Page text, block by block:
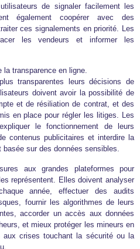
de signaler facilement les
également coopérer avec des
ces signalements en priorité. Les
les vendeurs et informer les
la transparence en ligne.
transparentes leurs décisions de
doivent avoir la possibilité de
et de résiliation de contrat, et des
en place pour régler les litiges. Les
le fonctionnement de leurs
contenus publicitaires et interdire la
sur des données sensibles.
aux grandes plateformes pour
représentent. Elles doivent analyser
année, effectuer des audits
fournir les algorithmes de leurs
accorder un accès aux données
et mieux protéger les mineurs en
aux crises touchant la sécurité ou la